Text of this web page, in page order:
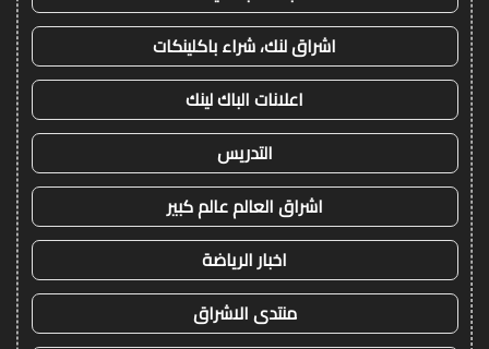
اشراق لنك، شراء باكلينكات
اعلانات الباك لينك
التدريس
اشراق العالم عالم كبير
اخبار الرياضة
منتدى الاشراق